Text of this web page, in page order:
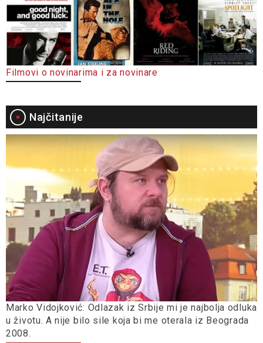
Filmovi o novinarima i za novinare
Najčitanije
Marko Vidojković: Odlazak iz Srbije mi je najbolja odluka
u životu. A nije bilo sile koja bi me oterala iz Beograda
2008.